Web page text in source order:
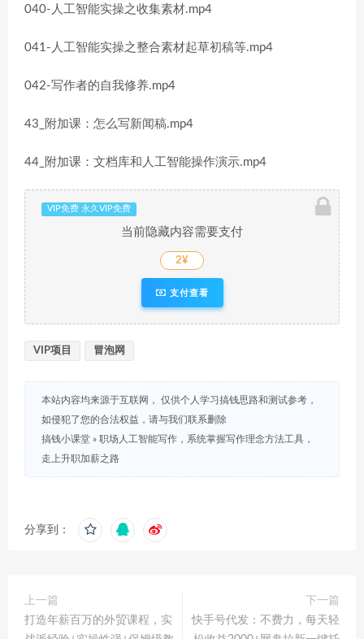
040-人工智能实操之收集素材.mp4
041-人工智能实操之整合素材起草初稿等.mp4
042-写作者的自我修养.mp4
43_附加课：怎么写新闻稿.mp4
44_附加课：文档库和人工智能操作演示.mp4
VIP免费 永久VIP免费
当前隐藏内容需要支付
2¥
支付查看
VIP项目 冒泡网
本站内容均来源于互联网， 仅供个人学习搞钱思路和测试参考，
如侵犯了您的合法权益，请与我们联系删除
搞钱小课堂 » 职场人工智能写作，系统掌握写作理念方法工具，
走上升职加薪之路
分享到：
上一篇
打造年薪百万的外贸课程，实
下一篇
快手号代发：不费力，每天轻